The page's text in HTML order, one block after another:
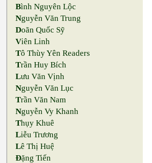
Bình Nguyên Lộc
Nguyễn Văn Trung
Doãn Quốc Sỹ
Viên Linh
Tô Thùy Yên Readers
Trần Huy Bích
Lưu Văn Vịnh
Nguyễn Văn Lục
Trần Văn Nam
Nguyễn Vy Khanh
Thụy Khuê
Liễu Trương
Lê Thị Huệ
Đặng Tiến